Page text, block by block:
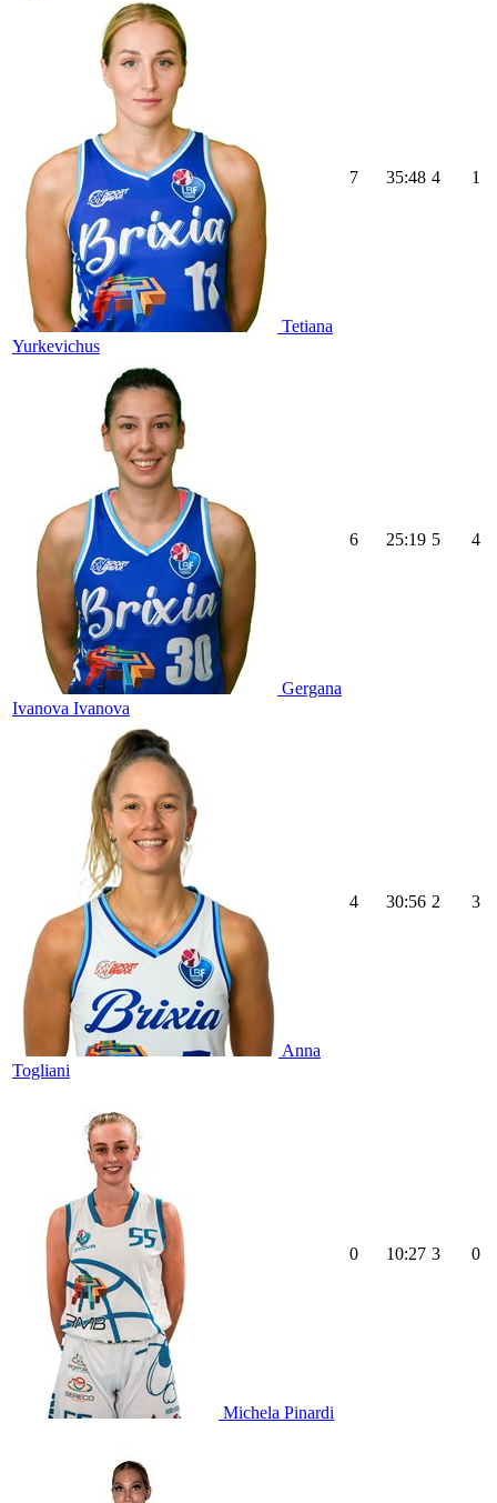
Tetiana
Yurkevichus
7 35:48 4 1
Gergana
Ivanova Ivanova
6 25:19 5 4
Anna
Togliani
4 30:56 2 3
Michela Pinardi
0 10:27 3 0